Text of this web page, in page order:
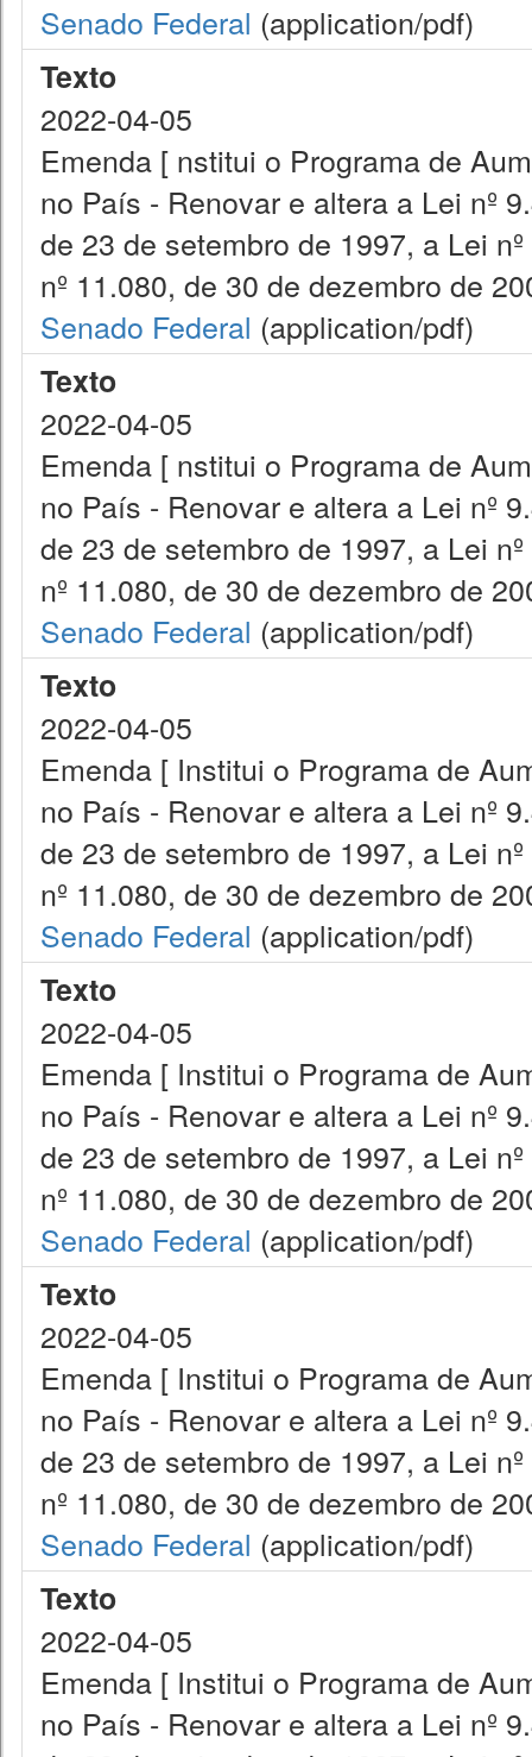
Senado Federal (application/pdf)
Texto
2022-04-05
Emenda [ nstitui o Programa de
no País - Renovar e altera a Lei nº
de 23 de setembro de 1997, a Lei
nº 11.080, de 30 de dezembro de
Senado Federal (application/pdf)
Texto
2022-04-05
Emenda [ nstitui o Programa de
no País - Renovar e altera a Lei nº
de 23 de setembro de 1997, a Lei
nº 11.080, de 30 de dezembro de
Senado Federal (application/pdf)
Texto
2022-04-05
Emenda [ Institui o Programa de
no País - Renovar e altera a Lei nº
de 23 de setembro de 1997, a Lei
nº 11.080, de 30 de dezembro de
Senado Federal (application/pdf)
Texto
2022-04-05
Emenda [ Institui o Programa de
no País - Renovar e altera a Lei nº
de 23 de setembro de 1997, a Lei
nº 11.080, de 30 de dezembro de
Senado Federal (application/pdf)
Texto
2022-04-05
Emenda [ Institui o Programa de
no País - Renovar e altera a Lei nº
de 23 de setembro de 1997, a Lei
nº 11.080, de 30 de dezembro de
Senado Federal (application/pdf)
Texto
2022-04-05
Emenda [ Institui o Programa de
no País - Renovar e altera a Lei nº